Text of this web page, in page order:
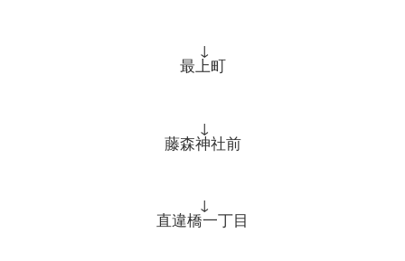
↓
最上町
↓
藤森神社前
↓
直違橋一丁目